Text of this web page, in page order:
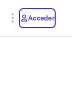
Acceder